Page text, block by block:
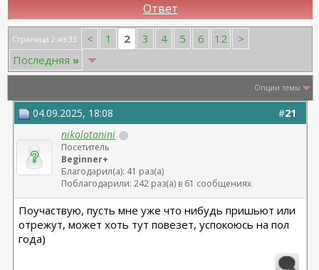
Ответ
Страница 2 из 33 < 1 2 3 4 5 6 12
>
Последняя »
Опции темы
#21
04.09.2025, 18:08
nikolotanini
Посетитель
Beginner+
Благодарил(а): 41 раз(а)
Поблагодарили: 242 раз(а) в 61 сообщениях
Поучаствую, пусть мне уже что нибудь пришьют или
отрежут, может хоть тут повезет, успокоюсь на пол
года)